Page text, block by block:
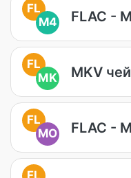
FL
M4
FLAC -
FL
MK
MKV
FL
MO
FLAC -
FL